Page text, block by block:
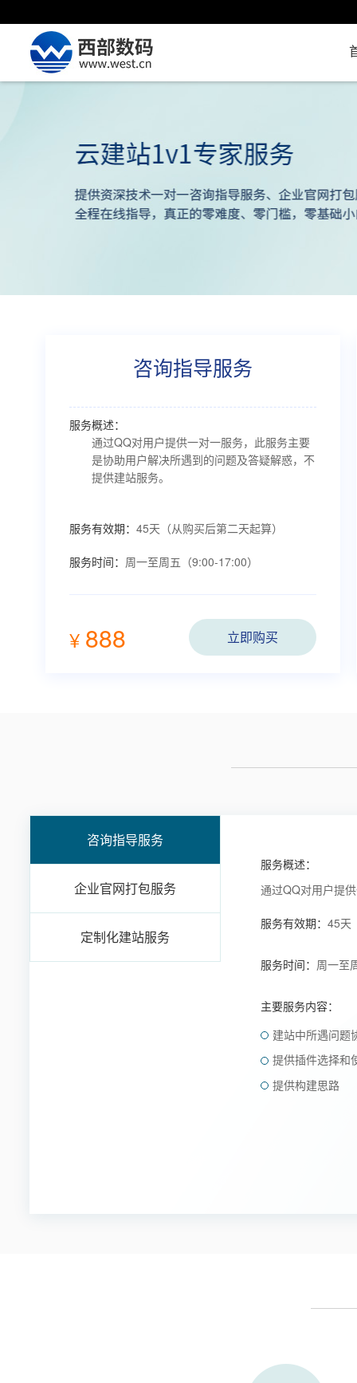
咨询指导服务
服务概述：
通过QQ对用户提供一对一服务，此服务主要
是协助用户解决所遇到的问题及答疑解惑，不
提供建站服务。
服务有效期： 45天（从购买后第二天起算）
服务时间： 周一至周五（9:00-17:00）
¥ 888 立即购买
咨询指导服务
企业官网打包服务
定制化建站服务
服务概述：
通过QQ对用户提
服务有效期： 45天
服务时间： 周一至
主要服务内容：
建站中所遇问题
提供插件选择和
提供构建思路